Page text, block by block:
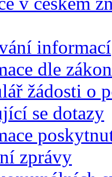
informací
dle
žádosti o
se dotazy
zprávy